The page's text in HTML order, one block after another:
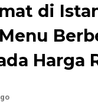
di
Harga